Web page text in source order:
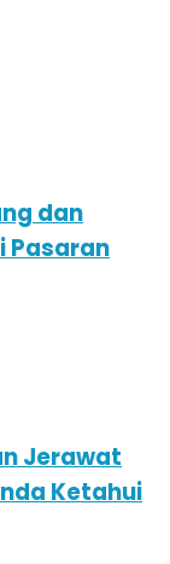
dan
Pasaran
Jerawat
Ketahui